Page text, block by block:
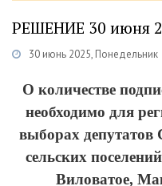
РЕШЕНИЕ 30 июня
30 июнь 2025, Понедельник
О количестве
необходимо для
выборах депутатов
сельских
Виловатое,